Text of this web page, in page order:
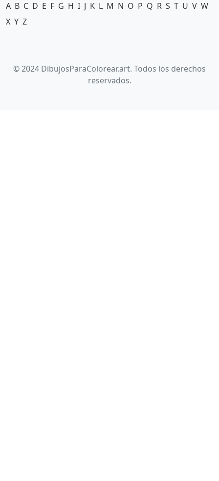
A B C D E F G H I J K L M N O P Q R S T U V W
X Y Z
© 2024 DibujosParaColorear.art. Todos los derechos
reservados.